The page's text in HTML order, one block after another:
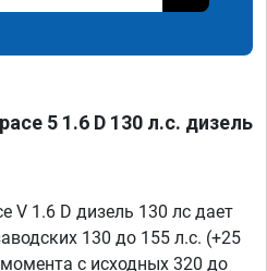
5 1.6 D 130 л.с. дизель
V 1.6 D дизель 130 лс дает
130 до 155 л.с. (+25
с исходных 320 до